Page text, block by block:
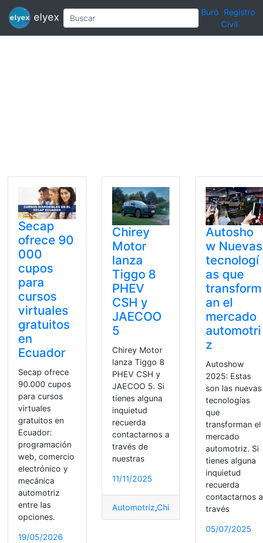
elyex Buró Registro
Civil
Secap
ofrece 90
000
cupos
para
cursos
virtuales
gratuitos
en
Ecuador
Secap ofrece
90.000 cupos
para cursos
virtuales
gratuitos en
Ecuador:
programación
web, comercio
electrónico y
mecánica
automotriz
entre las
opciones.
19/05/2026
Chirey
Motor
lanza
Tiggo 8
PHEV
CSH y
JAECOO
5
Chirey Motor
lanza Tiggo 8
PHEV CSH y
JAECOO 5. Si
tienes alguna
inquietud
recuerda
contactarnos a
través de
nuestras
11/11/2025
Automotriz,Chirey Jaecoo
Autosho
w Nuevas
tecnologí
as que
transform
an el
mercado
automotri
z
Autoshow
2025: Estas
son las nuevas
tecnologías
que
transforman el
mercado
automotriz. Si
tienes alguna
inquietud
recuerda
contactarnos a
través
05/07/2025